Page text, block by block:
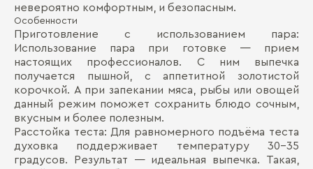
невероятно комфортным, и безопасным.
Особенности
Приготовление с использованием пара:
Использование пара при готовке — прием
настоящих профессионалов. С ним выпечка
получается пышной, с аппетитной золотистой
корочкой. А при запекании мяса, рыбы или овощей
данный режим поможет сохранить блюдо сочным,
вкусным и более полезным.
Расстойка теста: Для равномерного подъёма теста
духовка поддерживает температуру 30-35
градусов. Результат — идеальная выпечка. Такая,